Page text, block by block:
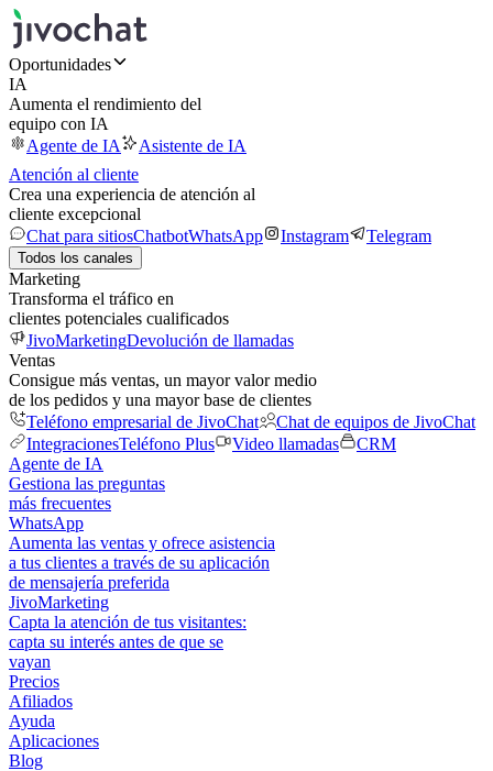
Oportunidades
IA
Aumenta el rendimiento del
equipo con IA
Agente de IA
Asistente de IA
Atención al cliente
Crea una experiencia de atención al
cliente excepcional
Chat para sitiosChatbotWhatsApp Instagram Telegram
Todos los canales
Marketing
Transforma el tráfico en
clientes potenciales cualificados
JivoMarketingDevolución de llamadas
Ventas
Consigue más ventas, un mayor valor medio
de los pedidos y una mayor base de clientes
Teléfono empresarial de JivoChat
Chat de equipos de JivoChat
IntegracionesTeléfono Plus Video llamadas
CRM
Agente de IA
Gestiona las preguntas
más frecuentes
WhatsApp
Aumenta las ventas y ofrece asistencia
a tus clientes a través de su aplicación
de mensajería preferida
JivoMarketing
Capta la atención de tus visitantes:
capta su interés antes de que se
vayan
Precios
Afiliados
Ayuda
Aplicaciones
Blog